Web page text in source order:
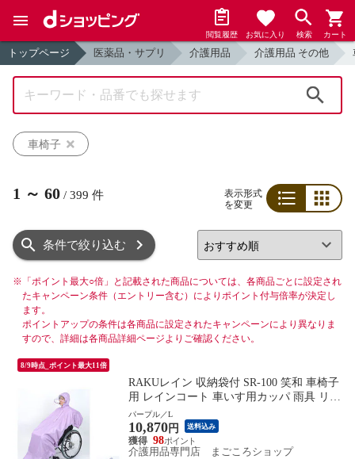
閲覧履歴 お気に入り 検索 カート
トップページ 医薬品・サプリ 介護用品 介護用品 その他
車椅子
1 ～ 60 / 399 件
表示形式
を変更
条件で絞り込む
※ 「ポイント最大○倍」と記載された商品については、各商品ごとに設定され
たキャンペーン条件（エントリー含む）によりポイント付与倍率が決定し
ます。
ポイントアップの条件は各商品に設定されたキャンペーンにより異なりま
すので、詳細は各商品詳細ページよりご確認ください。
8/9時点_ポイント最大11倍
RAKUレイン 収納袋付 SR-100 笑和 車椅子
用 レインコート 車いす用カッパ 雨具 リク
ライニング車椅子対応 介護用品
パープル／L
10,870円 送料込み
98
介護用品専門店 まごころショップ